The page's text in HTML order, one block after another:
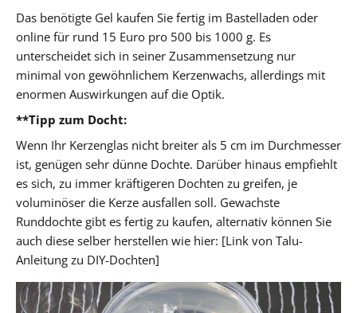
Das benötigte Gel kaufen Sie fertig im Bastelladen oder
online für rund 15 Euro pro 500 bis 1000 g. Es
unterscheidet sich in seiner Zusammensetzung nur
minimal von gewöhnlichem Kerzenwachs, allerdings mit
enormen Auswirkungen auf die Optik.
**Tipp zum Docht:
Wenn Ihr Kerzenglas nicht breiter als 5 cm im Durchmesser
ist, genügen sehr dünne Dochte. Darüber hinaus empfiehlt
es sich, zu immer kräftigeren Dochten zu greifen, je
voluminöser die Kerze ausfallen soll. Gewachste
Runddochte gibt es fertig zu kaufen, alternativ können Sie
auch diese selber herstellen wie hier: [Link von Talu-
Anleitung zu DIY-Dochten]